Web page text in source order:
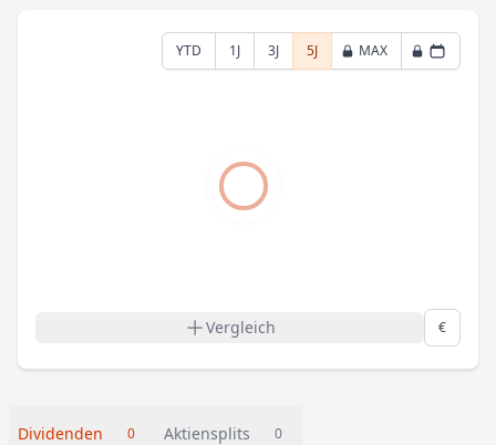
YTD 1J 3J 5J MAX
Vergleich €
Dividenden 0 Aktiensplits 0